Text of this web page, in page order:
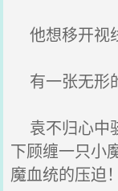
他想移开视
有一张无形
袁不归心中
下顾缠一只小
魔血统的压迫！